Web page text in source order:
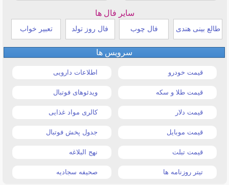
سایر فال ها
طالع بینی هندی فال چوب فال روز تولد تعبیر خواب
سرویس ها
قیمت خودرو اطلاعات دارویی
قیمت طلا و سکه ویدئوهای فوتبال
قیمت دلار کالری مواد غذایی
قیمت موبایل جدول پخش فوتبال
قیمت تبلت نهج البلاغه
تیتر روزنامه ها صحیفه سجادیه